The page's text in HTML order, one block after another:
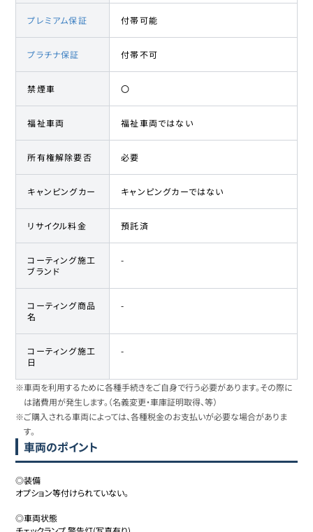
プレミアム保証 付帯可能
プラチナ保証 付帯不可
禁煙車 〇
福祉車両 福祉車両ではない
所有権解除要否 必要
キャンピングカー キャンピングカーではない
リサイクル料金 預託済
コーティング施工
ブランド
-
コーティング商品
名
-
コーティング施工
日
-
※車両を利用するために各種手続きをご自身で行う必要があります。その際に
は諸費用が発生します。（名義変更・車庫証明取得、等）
※ご購入される車両によっては、各種税金のお支払いが必要な場合がありま
す。
車両のポイント
◎装備
オプション等付けられていない。
◎車両状態